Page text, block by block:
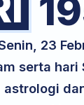
23
serta